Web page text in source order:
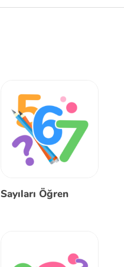
Sayıları Öğren